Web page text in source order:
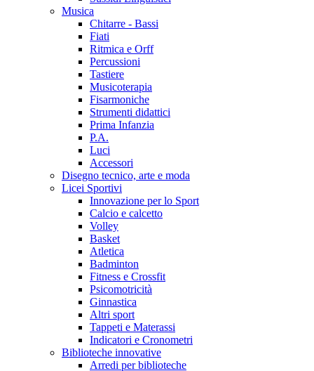
Musica
Chitarre - Bassi
Fiati
Ritmica e Orff
Percussioni
Tastiere
Musicoterapia
Fisarmoniche
Strumenti didattici
Prima Infanzia
P.A.
Luci
Accessori
Disegno tecnico, arte e moda
Licei Sportivi
Innovazione per lo Sport
Calcio e calcetto
Volley
Basket
Atletica
Badminton
Fitness e Crossfit
Psicomotricità
Ginnastica
Altri sport
Tappeti e Materassi
Indicatori e Cronometri
Biblioteche innovative
Arredi per biblioteche